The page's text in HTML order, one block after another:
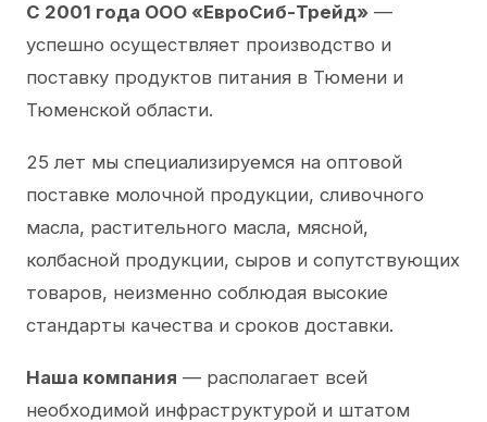
С 2001 года ООО «ЕвроСиб-Трейд» —
успешно осуществляет производство и
поставку продуктов питания в Тюмени и
Тюменской области.
25 лет мы специализируемся на оптовой
поставке молочной продукции, сливочного
масла, растительного масла, мясной,
колбасной продукции, сыров и сопутствующих
товаров, неизменно соблюдая высокие
стандарты качества и сроков доставки.
Наша компания — располагает всей
необходимой инфраструктурой и штатом